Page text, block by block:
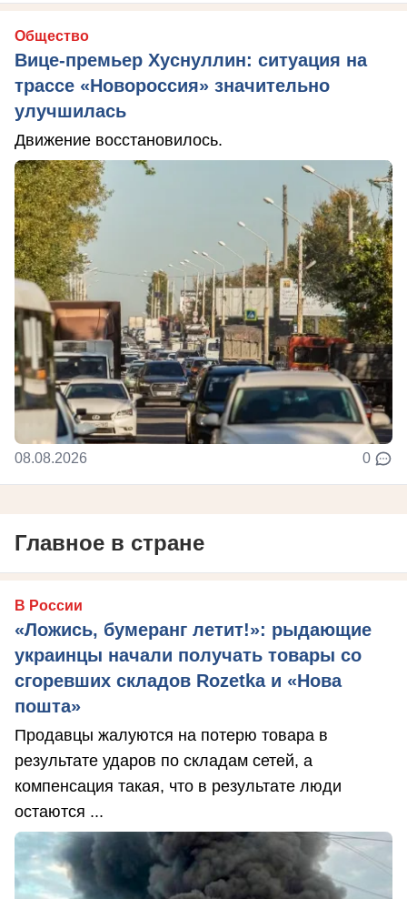
Общество
Вице-премьер Хуснуллин: ситуация на
трассе «Новороссия» значительно
улучшилась
Движение восстановилось.
08.08.2026 0
Главное в стране
В России
«Ложись, бумеранг летит!»: рыдающие
украинцы начали получать товары со
сгоревших складов Rozetka и «Нова
пошта»
Продавцы жалуются на потерю товара в
результате ударов по складам сетей, а
компенсация такая, что в результате люди
остаются ...